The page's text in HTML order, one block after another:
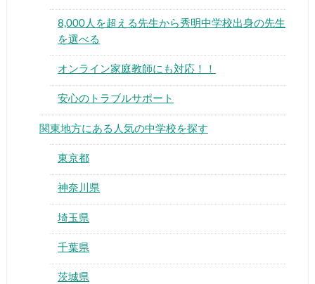
▶
8,000人を超える先生から秀明中学校出身の先生
を選べる
オンライン家庭教師にも対応！！
安心のトラブルサポート
関東地方にある人気の中学校を探す
東京都
神奈川県
埼玉県
千葉県
茨城県